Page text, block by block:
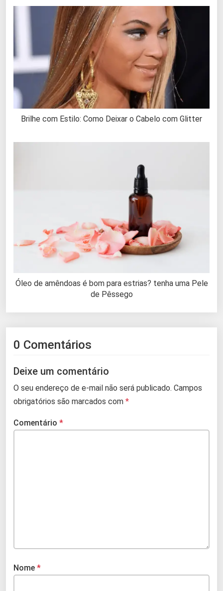
Brilhe com Estilo: Como Deixar o Cabelo com Glitter
Óleo de amêndoas é bom para estrias? tenha uma Pele
de Pêssego
0 Comentários
Deixe um comentário
O seu endereço de e-mail não será publicado. Campos
obrigatórios são marcados com *
Comentário *
Nome *